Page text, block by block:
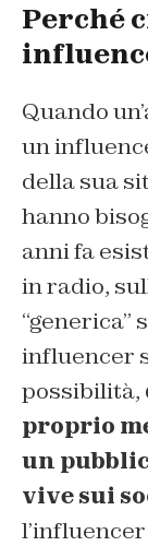
Perché
Quando
un
della sua
hanno
anni fa
in radio,
“generica”
influencer
possibilità,
proprio
un
vive sui